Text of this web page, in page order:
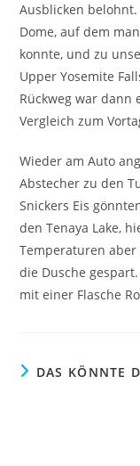
Ausblicken
Dome, auf dem
konnte, und zu
Upper Yosemite
Rückweg war dann
Vergleich zum
Wieder am Auto
Abstecher zu den
Snickers Eis
den Tenaya Lake,
Temperaturen
die Dusche
mit einer Flasche
DAS KÖNNTE